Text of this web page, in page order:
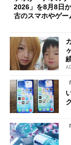
2026」を8月8日
古のスマホやゲー